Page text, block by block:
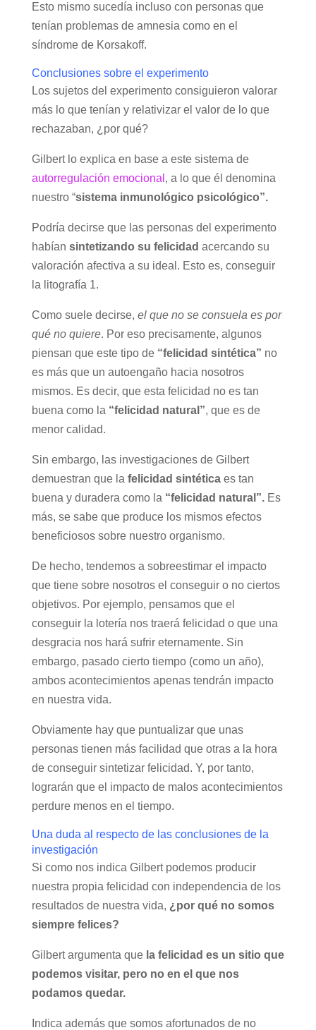
Esto mismo sucedía incluso con personas que
tenían problemas de amnesia como en el
síndrome de Korsakoff.
Conclusiones sobre el experimento
Los sujetos del experimento consiguieron valorar
más lo que tenían y relativizar el valor de lo que
rechazaban, ¿por qué?
Gilbert lo explica en base a este sistema de
autorregulación emocional , a lo que él denomina
nuestro “sistema inmunológico psicológico”.
Podría decirse que las personas del experimento
habían sintetizando su felicidad acercando su
valoración afectiva a su ideal. Esto es, conseguir
la litografía 1.
Como suele decirse, el que no se consuela es por
qué no quiere. Por eso precisamente, algunos
piensan que este tipo de“felicidad sintética” no
es más que un autoengaño hacia nosotros
mismos. Es decir, que esta felicidad no es tan
buena como la “felicidad natural”, que es de
menor calidad.
Sin embargo, las investigaciones de Gilbert
demuestran que la felicidad sintéticaes tan
buena y duradera como la “felicidad natural”. Es
más, se sabe que produce los mismos efectos
beneficiosos sobre nuestro organismo.
De hecho, tendemos a sobreestimar el impacto
que tiene sobre nosotros el conseguir o no ciertos
objetivos. Por ejemplo, pensamos que el
conseguir la lotería nos traerá felicidad o que una
desgracia nos hará sufrir eternamente. Sin
embargo, pasado cierto tiempo (como un año),
ambos acontecimientos apenas tendrán impacto
en nuestra vida.
Obviamente hay que puntualizar que unas
personas tienen más facilidad que otras a la hora
de conseguir sintetizar felicidad. Y, por tanto,
lograrán que el impacto de malos acontecimientos
perdure menos en el tiempo.
Una duda al respecto de las conclusiones de la
investigación
Si como nos indica Gilbert podemos producir
nuestra propia felicidad con independencia de los
resultados de nuestra vida, ¿por qué no somos
siempre felices?
Gilbert argumenta quela felicidad es un sitio que
podemos visitar, pero no en el que nos
podamos quedar.
Indica además que somos afortunados de no